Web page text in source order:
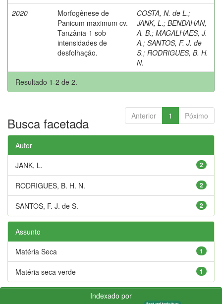
2020
Morfogênese de
Panicum maximum cv.
Tanzânia-1 sob
intensidades de
desfolhação.
COSTA, N. de L.;
JANK, L.; BENDAHAN,
A. B.; MAGALHAES, J.
A.; SANTOS, F. J. de
S.; RODRIGUES, B. H.
N.
Resultado 1-2 de 2.
Anterior 1 Póximo
Busca facetada
Autor
2
JANK, L.
2
RODRIGUES, B. H. N.
2
SANTOS, F. J. de S.
Assunto
1
Matéria Seca
1
Matéria seca verde
Indexado por